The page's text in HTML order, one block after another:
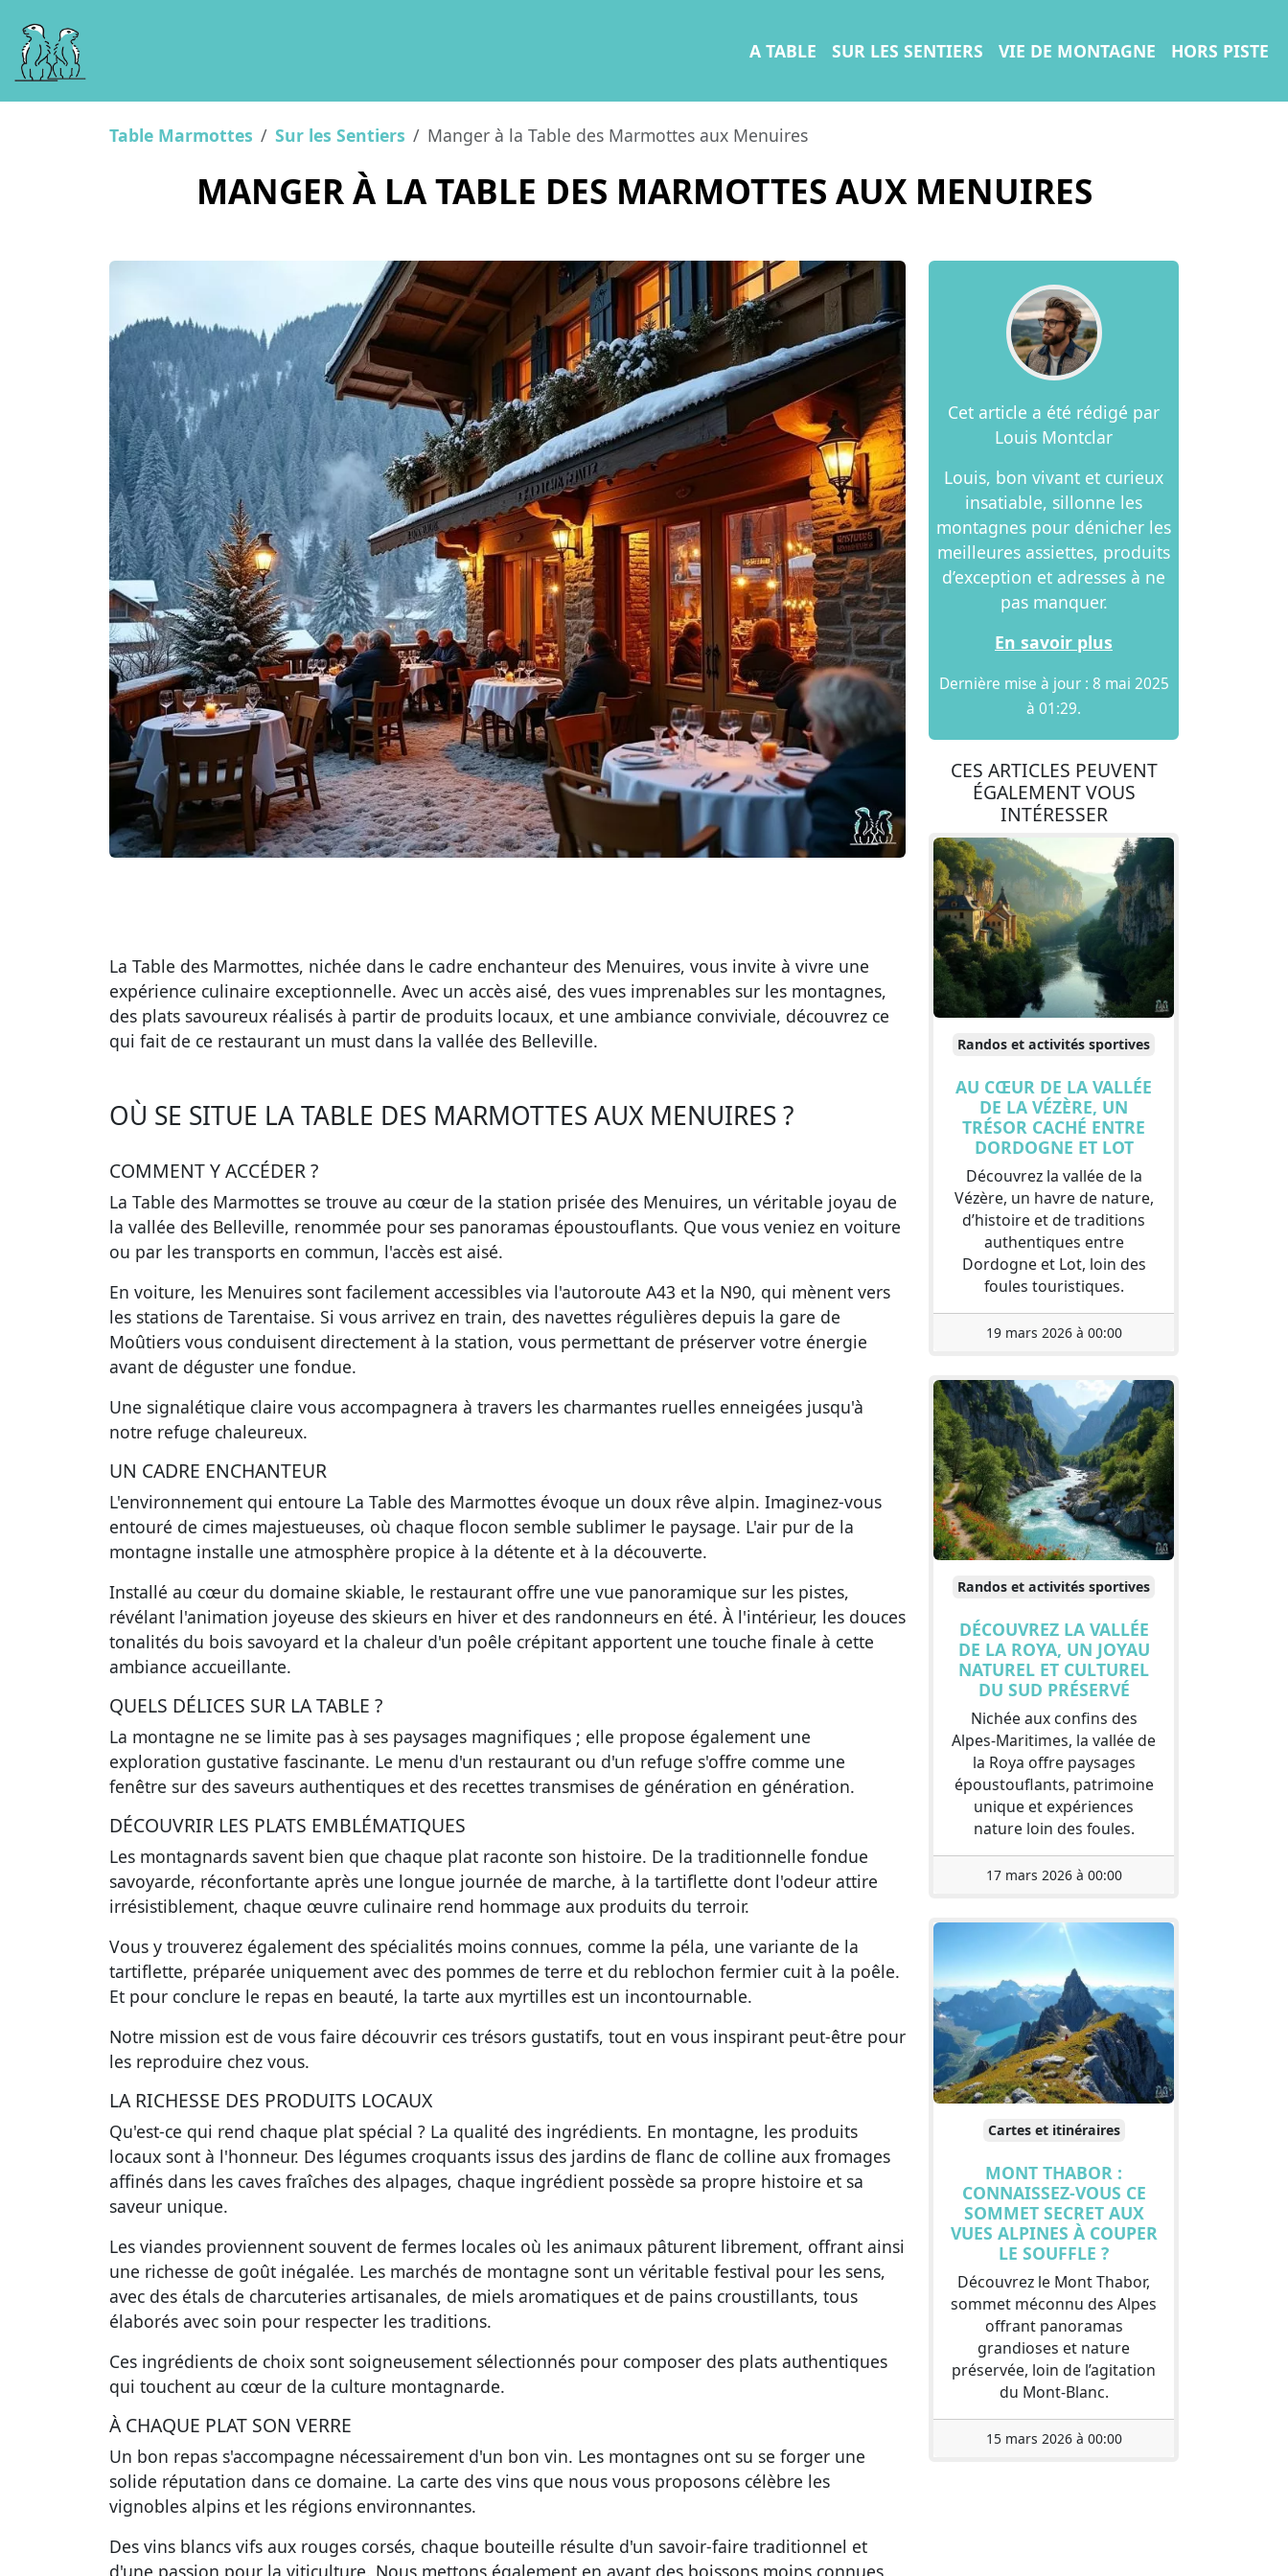
A TABLE SUR LES SENTIERS VIE DE MONTAGNE HORS PISTE
Table Marmottes Sur les Sentiers Manger à la Table des Marmottes aux Menuires
MANGER À LA TABLE DES MARMOTTES AUX MENUIRES
La Table des Marmottes, nichée dans le cadre enchanteur des Menuires, vous invite à vivre une
expérience culinaire exceptionnelle. Avec un accès aisé, des vues imprenables sur les montagnes,
des plats savoureux réalisés à partir de produits locaux, et une ambiance conviviale, découvrez ce
qui fait de ce restaurant un must dans la vallée des Belleville.
OÙ SE SITUE LA TABLE DES MARMOTTES AUX MENUIRES ?
COMMENT Y ACCÉDER ?
La Table des Marmottes se trouve au cœur de la station prisée des Menuires, un véritable joyau de
la vallée des Belleville, renommée pour ses panoramas époustouflants. Que vous veniez en voiture
ou par les transports en commun, l'accès est aisé.
En voiture, les Menuires sont facilement accessibles via l'autoroute A43 et la N90, qui mènent vers
les stations de Tarentaise. Si vous arrivez en train, des navettes régulières depuis la gare de
Moûtiers vous conduisent directement à la station, vous permettant de préserver votre énergie
avant de déguster une fondue.
Une signalétique claire vous accompagnera à travers les charmantes ruelles enneigées jusqu'à
notre refuge chaleureux.
UN CADRE ENCHANTEUR
L'environnement qui entoure La Table des Marmottes évoque un doux rêve alpin. Imaginez-vous
entouré de cimes majestueuses, où chaque flocon semble sublimer le paysage. L'air pur de la
montagne installe une atmosphère propice à la détente et à la découverte.
Installé au cœur du domaine skiable, le restaurant offre une vue panoramique sur les pistes,
révélant l'animation joyeuse des skieurs en hiver et des randonneurs en été. À l'intérieur, les douces
tonalités du bois savoyard et la chaleur d'un poêle crépitant apportent une touche finale à cette
ambiance accueillante.
QUELS DÉLICES SUR LA TABLE ?
La montagne ne se limite pas à ses paysages magnifiques ; elle propose également une
exploration gustative fascinante. Le menu d'un restaurant ou d'un refuge s'offre comme une
fenêtre sur des saveurs authentiques et des recettes transmises de génération en génération.
DÉCOUVRIR LES PLATS EMBLÉMATIQUES
Les montagnards savent bien que chaque plat raconte son histoire. De la traditionnelle fondue
savoyarde, réconfortante après une longue journée de marche, à la tartiflette dont l'odeur attire
irrésistiblement, chaque œuvre culinaire rend hommage aux produits du terroir.
Vous y trouverez également des spécialités moins connues, comme la péla, une variante de la
tartiflette, préparée uniquement avec des pommes de terre et du reblochon fermier cuit à la poêle.
Et pour conclure le repas en beauté, la tarte aux myrtilles est un incontournable.
Notre mission est de vous faire découvrir ces trésors gustatifs, tout en vous inspirant peut-être pour
les reproduire chez vous.
LA RICHESSE DES PRODUITS LOCAUX
Qu'est-ce qui rend chaque plat spécial ? La qualité des ingrédients. En montagne, les produits
locaux sont à l'honneur. Des légumes croquants issus des jardins de flanc de colline aux fromages
affinés dans les caves fraîches des alpages, chaque ingrédient possède sa propre histoire et sa
saveur unique.
Les viandes proviennent souvent de fermes locales où les animaux pâturent librement, offrant ainsi
une richesse de goût inégalée. Les marchés de montagne sont un véritable festival pour les sens,
avec des étals de charcuteries artisanales, de miels aromatiques et de pains croustillants, tous
élaborés avec soin pour respecter les traditions.
Ces ingrédients de choix sont soigneusement sélectionnés pour composer des plats authentiques
qui touchent au cœur de la culture montagnarde.
À CHAQUE PLAT SON VERRE
Un bon repas s'accompagne nécessairement d'un bon vin. Les montagnes ont su se forger une
solide réputation dans ce domaine. La carte des vins que nous vous proposons célèbre les
vignobles alpins et les régions environnantes.
Des vins blancs vifs aux rouges corsés, chaque bouteille résulte d'un savoir-faire traditionnel et
Cet article a été rédigé par
Louis Montclar
Louis, bon vivant et curieux
insatiable, sillonne les
montagnes pour dénicher les
meilleures assiettes, produits
d’exception et adresses à ne
pas manquer.
En savoir plus
Dernière mise à jour : 8 mai 2025
à 01:29.
CES ARTICLES PEUVENT
ÉGALEMENT VOUS
INTÉRESSER
Randos et activités sportives
AU CŒUR DE LA VALLÉE
DE LA VÉZÈRE, UN
TRÉSOR CACHÉ ENTRE
DORDOGNE ET LOT
Découvrez la vallée de la
Vézère, un havre de nature,
d’histoire et de traditions
authentiques entre
Dordogne et Lot, loin des
foules touristiques.
19 mars 2026 à 00:00
Randos et activités sportives
DÉCOUVREZ LA VALLÉE
DE LA ROYA, UN JOYAU
NATUREL ET CULTUREL
DU SUD PRÉSERVÉ
Nichée aux confins des
Alpes-Maritimes, la vallée de
la Roya offre paysages
époustouflants, patrimoine
unique et expériences
nature loin des foules.
17 mars 2026 à 00:00
Cartes et itinéraires
MONT THABOR :
CONNAISSEZ-VOUS CE
SOMMET SECRET AUX
VUES ALPINES À COUPER
LE SOUFFLE ?
Découvrez le Mont Thabor,
sommet méconnu des Alpes
offrant panoramas
grandioses et nature
préservée, loin de l’agitation
du Mont-Blanc.
15 mars 2026 à 00:00